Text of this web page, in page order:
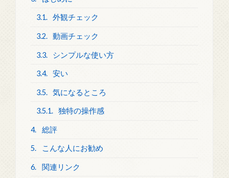
3.1. 外観チェック
3.2. 動画チェック
3.3. シンプルな使い方
3.4. 安い
3.5. 気になるところ
3.5.1. 独特の操作感
4. 総評
5. こんな人にお勧め
6. 関連リンク